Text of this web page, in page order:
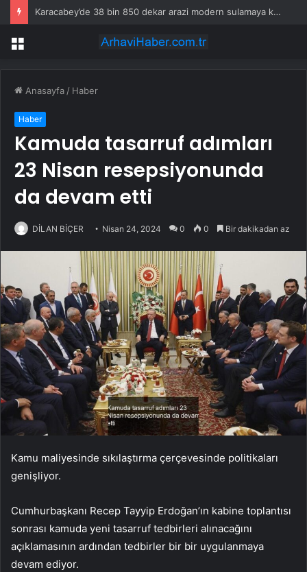
Karacabey’de 38 bin 850 dekar arazi modern sulamaya kavuşuyor
Menü
Anasayfa / Haber
Haber
Kamuda tasarruf adımları
23 Nisan resepsiyonunda
da devam etti
DİLAN BİÇER Nisan 24, 2024 0 0 Bir dakikadan az
Kamu maliyesinde sıkılaştırma çerçevesinde politikaları
genişliyor.
Cumhurbaşkanı Recep Tayyip Erdoğan’ın kabine toplantısı
sonrası kamuda yeni tasarruf tedbirleri alınacağını
açıklamasının ardından tedbirler bir bir uygulanmaya
devam ediyor.